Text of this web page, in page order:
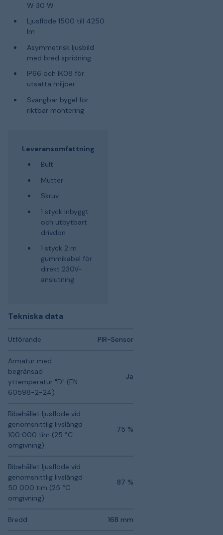
W 30 W
Ljusflöde 1500 till 4250
lm
Asymmetrisk ljusbild
med bred spridning
IP66 och IK08 för
utsatta miljöer
Svängbar bygel för
riktbar montering
Leveransomfattning
Bult
Mutter
Skruv
1 styck inbyggt
och utbytbart
drivdon
1 styck 2 m
gummikabel för
direkt 230V-
anslutning
Tekniska data
Utförande PIR-Sensor
Armatur med
begränsad
yttemperatur "D" (EN
60598-2-24)
Ja
Bibehållet ljusflöde vid
genomsnittlig livslängd
100 000 tim (25 °C
omgivning)
75 %
Bibehållet ljusflöde vid
genomsnittlig livslängd
50 000 tim (25 °C
omgivning)
87 %
Bredd 168 mm